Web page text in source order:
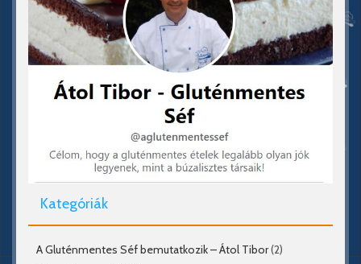
Kategóriák
A Gluténmentes Séf bemutatkozik – Átol Tibor(2)